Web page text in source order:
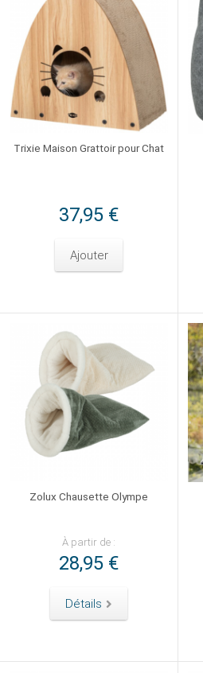
Trixie Maison Grattoir pour Chat
37,95 €
Ajouter
Zolux Chausette Olympe
À partir de :
28,95 €
Détails